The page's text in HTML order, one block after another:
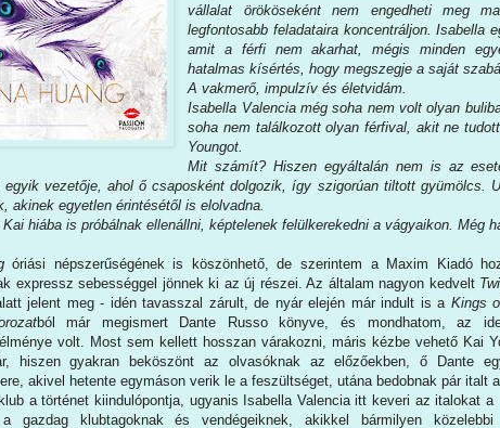
vállalat örököseként nem engedheti meg
legfontosabb feladataira koncentráljon. Isabella
amit a férfi nem akarhat, mégis minden
hatalmas kísértés, hogy megszegje a saját
A vakmerő, impulzív és életvidám.
Isabella Valencia még soha nem volt olyan
soha nem találkozott olyan férfival, akit ne
Youngot.
Mit számít? Hiszen egyáltalán nem is az
egyik vezetője, ahol ő csaposként dolgozik, így szigorúan tiltott gyümölcs.
akinek egyetlen érintésétől is elolvadna.
hiába is próbálnak ellenállni, képtelenek felülkerekedni a vágyaikon. Még
óriási népszerűségének is köszönhető, de szerintem a Maxim Kiadó
expressz sebességgel jönnek ki az új részei. Az általam nagyon kedvelt
jelent meg - idén tavasszal zárult, de nyár elején már indult is a Kings
ból már megismert Dante Russo könyve, és mondhatom, az
volt. Most sem kellett hosszan várakozni, máris kézbe vehető Kai
hiszen gyakran beköszönt az olvasóknak az előzőekben, ő Dante
akivel hetente egymáson verik le a feszültséget, utána bedobnak pár italt
a történet kiindulópontja, ugyanis Isabella Valencia itt keveri az italokat a
a gazdag klubtagoknak és vendégeiknek, akikkel bármilyen közelebbi